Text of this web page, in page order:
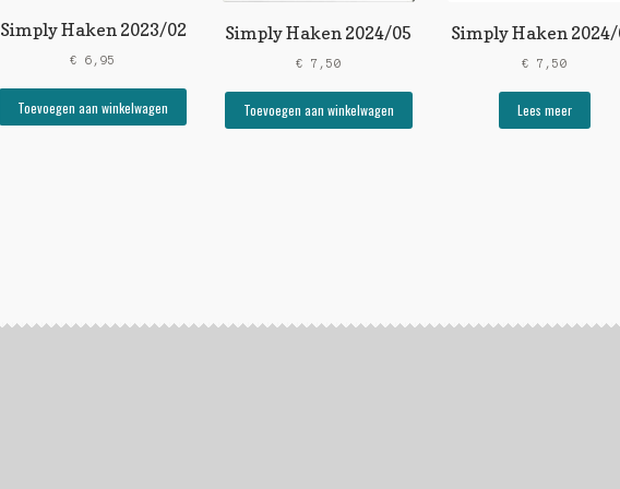
Simply Haken 2023/02
€ 6,95
Toevoegen aan winkelwagen
Simply Haken 2024/05
€ 7,50
Toevoegen aan winkelwagen
Simply Haken
€ 7,50
Lees meer